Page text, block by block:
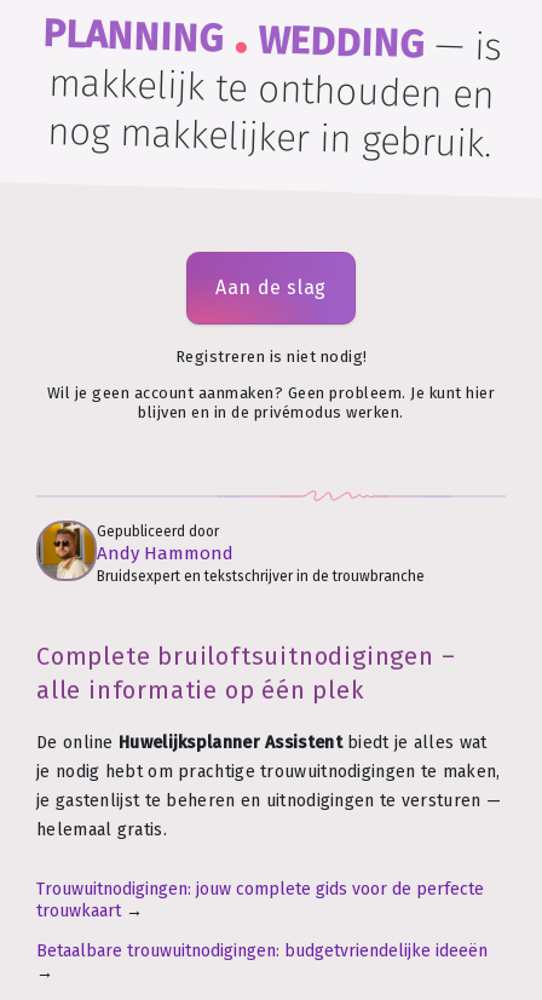
PLANNING . WEDDING— is
makkelijk te onthouden en
nog makkelijker in gebruik.
Aan de slag
Registreren is niet nodig!
Wil je geen account aanmaken? Geen probleem. Je kunt hier
blijven en in de privémodus werken.
Gepubliceerd door
Andy Hammond
Bruidsexpert en tekstschrijver in de trouwbranche
Complete bruiloftsuitnodigingen –
alle informatie op één plek
De online Huwelijksplanner Assistentbiedt je alles wat
je nodig hebt om prachtige trouwuitnodigingen te maken,
je gastenlijst te beheren en uitnodigingen te versturen —
helemaal gratis.
Trouwuitnodigingen: jouw complete gids voor de perfecte
trouwkaart→
Betaalbare trouwuitnodigingen: budgetvriendelijke ideeën
→